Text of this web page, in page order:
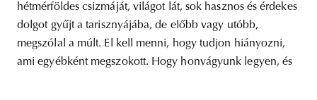
hétmérföldes csizmáját, világot lát, sok hasznos és érdekes
dolgot gyűjt a tarisznyájába, de előbb vagy utóbb,
megszólal a múlt. El kell menni, hogy tudjon hiányozni,
ami egyébként megszokott. Hogy honvágyunk legyen, és